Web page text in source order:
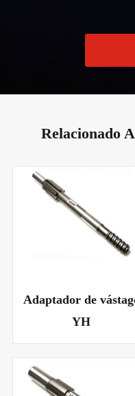
Relacionado
Adaptador de
YH